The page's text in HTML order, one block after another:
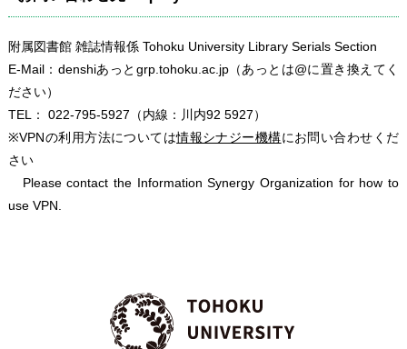
附属図書館 雑誌情報係 Tohoku University Library Serials Section
E-Mail：denshiあっとgrp.tohoku.ac.jp（あっとは@に置き換えてく
ださい）
TEL： 022-795-5927（内線：川内92 5927）
※VPNの利用方法については情報シナジー機構にお問い合わせくだ
さい
Please contact the Information Synergy Organization for how to
use VPN.